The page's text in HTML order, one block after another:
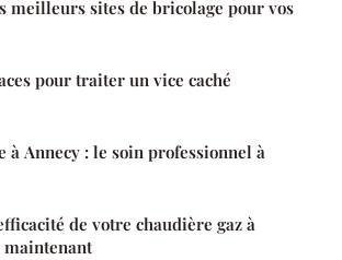
meilleurs sites de bricolage pour vos
pour traiter un vice caché
à Annecy : le soin professionnel à
de votre chaudière gaz à
maintenant